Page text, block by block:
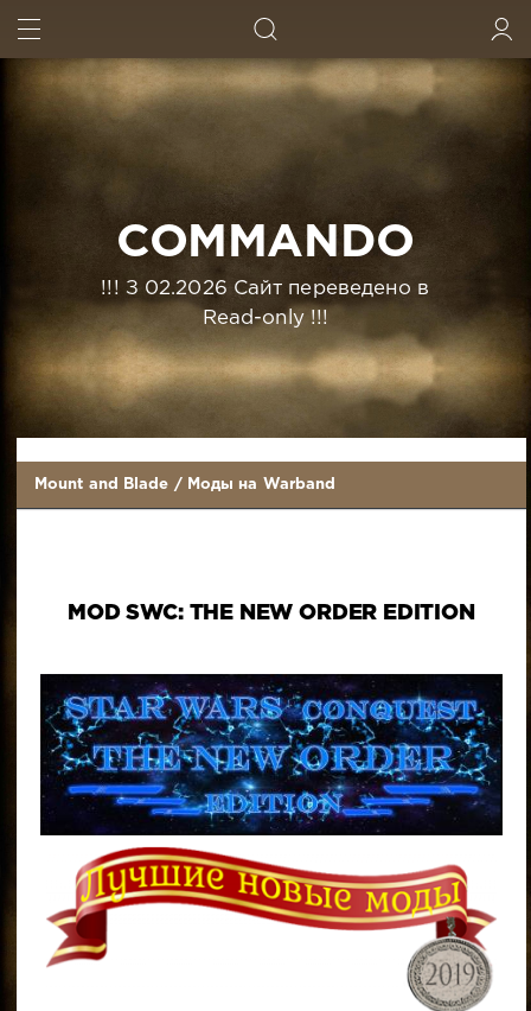
COMMANDO
!!! З 02.2026 Сайт переведено в
Read-only !!!
Mount and Blade / Моды на Warband
MOD SWC: THE NEW ORDER EDITION